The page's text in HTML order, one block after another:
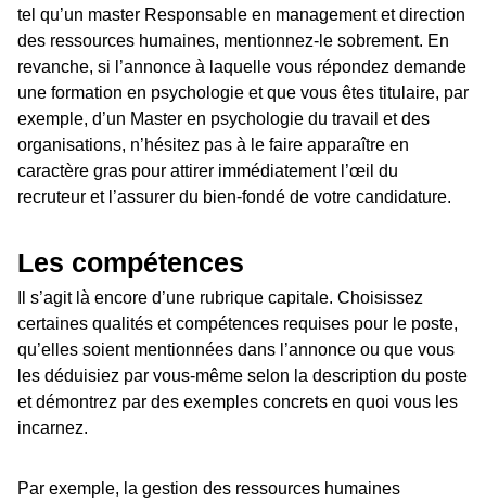
tel qu’un master Responsable en management et direction
des ressources humaines, mentionnez-le sobrement. En
revanche, si l’annonce à laquelle vous répondez demande
une formation en psychologie et que vous êtes titulaire, par
exemple, d’un Master en psychologie du travail et des
organisations, n’hésitez pas à le faire apparaître en
caractère gras pour attirer immédiatement l’œil du
recruteur et l’assurer du bien-fondé de votre candidature.
Les compétences
Il s’agit là encore d’une rubrique capitale. Choisissez
certaines qualités et compétences requises pour le poste,
qu’elles soient mentionnées dans l’annonce ou que vous
les déduisiez par vous-même selon la description du poste
et démontrez par des exemples concrets en quoi vous les
incarnez.
Par exemple, la gestion des ressources humaines